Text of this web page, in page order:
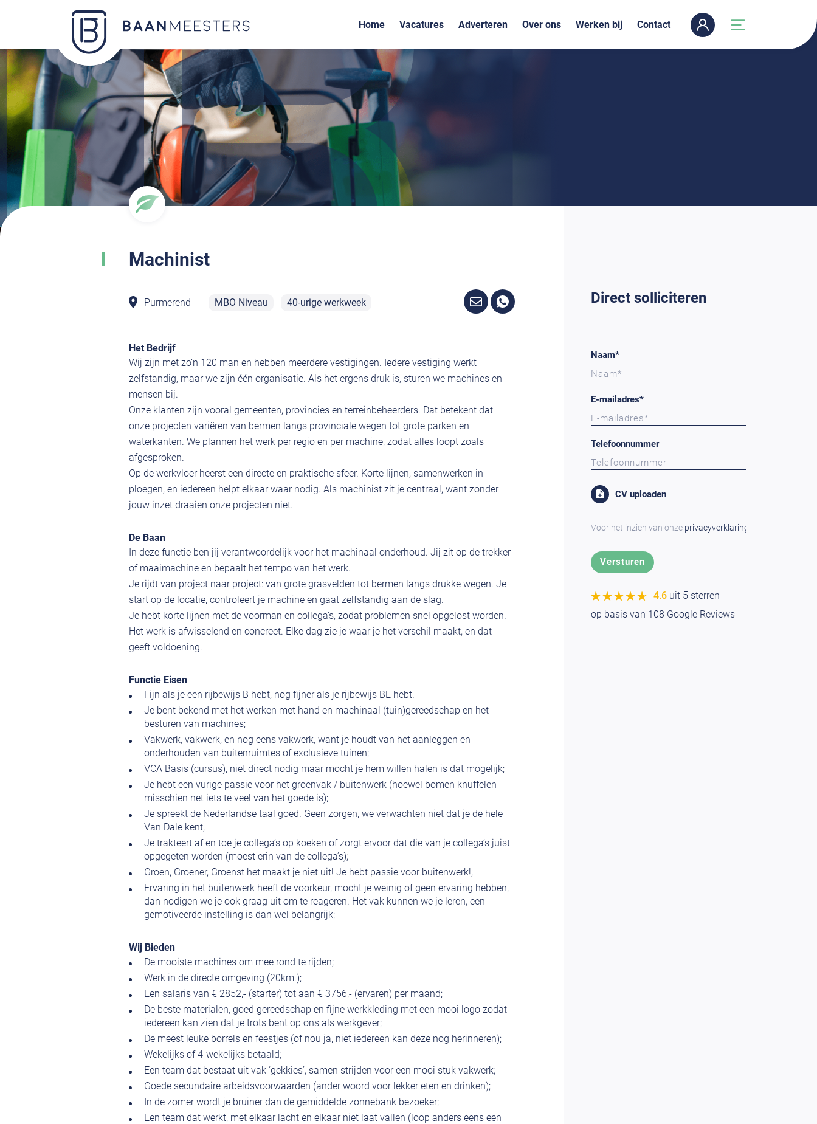
Home Vacatures Adverteren Over ons Werken bij Contact
Machinist
Purmerend MBO Niveau 40-urige werkweek
Het Bedrijf
Wij zijn met zo’n 120 man en hebben meerdere vestigingen. Iedere vestiging werkt
zelfstandig, maar we zijn één organisatie. Als het ergens druk is, sturen we machines en
mensen bij.
Onze klanten zijn vooral gemeenten, provincies en terreinbeheerders. Dat betekent dat
onze projecten variëren van bermen langs provinciale wegen tot grote parken en
waterkanten. We plannen het werk per regio en per machine, zodat alles loopt zoals
afgesproken.
Op de werkvloer heerst een directe en praktische sfeer. Korte lijnen, samenwerken in
ploegen, en iedereen helpt elkaar waar nodig. Als machinist zit je centraal, want zonder
jouw inzet draaien onze projecten niet.
De Baan
In deze functie ben jij verantwoordelijk voor het machinaal onderhoud. Jij zit op de trekker
of maaimachine en bepaalt het tempo van het werk.
Je rijdt van project naar project: van grote grasvelden tot bermen langs drukke wegen. Je
start op de locatie, controleert je machine en gaat zelfstandig aan de slag.
Je hebt korte lijnen met de voorman en collega’s, zodat problemen snel opgelost worden.
Het werk is afwisselend en concreet. Elke dag zie je waar je het verschil maakt, en dat
geeft voldoening.
Functie Eisen
Fijn als je een rijbewijs B hebt, nog fijner als je rijbewijs BE hebt.
Je bent bekend met het werken met hand en machinaal (tuin)gereedschap en het
besturen van machines;
Vakwerk, vakwerk, en nog eens vakwerk, want je houdt van het aanleggen en
onderhouden van buitenruimtes of exclusieve tuinen;
VCA Basis (cursus), niet direct nodig maar mocht je hem willen halen is dat mogelijk;
Je hebt een vurige passie voor het groenvak / buitenwerk (hoewel bomen knuffelen
misschien net iets te veel van het goede is);
Je spreekt de Nederlandse taal goed. Geen zorgen, we verwachten niet dat je de hele
Van Dale kent;
Je trakteert af en toe je collega’s op koeken of zorgt ervoor dat die van je collega’s juist
opgegeten worden (moest erin van de collega’s);
Groen, Groener, Groenst het maakt je niet uit! Je hebt passie voor buitenwerk!;
Ervaring in het buitenwerk heeft de voorkeur, mocht je weinig of geen ervaring hebben,
dan nodigen we je ook graag uit om te reageren. Het vak kunnen we je leren, een
gemotiveerde instelling is dan wel belangrijk;
Wij Bieden
De mooiste machines om mee rond te rijden;
Werk in de directe omgeving (20km.);
Een salaris van € 2852,- (starter) tot aan € 3756,- (ervaren) per maand;
De beste materialen, goed gereedschap en fijne werkkleding met een mooi logo zodat
iedereen kan zien dat je trots bent op ons als werkgever;
De meest leuke borrels en feestjes (of nou ja, niet iedereen kan deze nog herinneren);
Wekelijks of 4-wekelijks betaald;
Een team dat bestaat uit vak ‘gekkies’, samen strijden voor een mooi stuk vakwerk;
Goede secundaire arbeidsvoorwaarden (ander woord voor lekker eten en drinken);
In de zomer wordt je bruiner dan de gemiddelde zonnebank bezoeker;
Een team dat werkt, met elkaar lacht en elkaar niet laat vallen (loop anders eens een
Direct solliciteren
Naam*
E-mailadres*
Telefoonnummer
CV uploaden
Voor het inzien van onze privacyverklaring
★★★★★
★★★★★ 4.6 uit 5 sterren
op basis van 108 Google Reviews